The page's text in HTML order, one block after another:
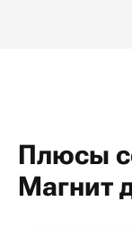
Плюсы
Магнит